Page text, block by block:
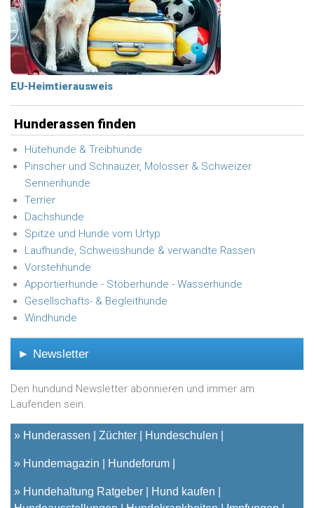
EU-Heimtierausweis
Hunderassen finden
Hütehunde & Treibhunde
Pinscher und Schnauzer, Molosser & Schweizer
Sennenhunde
Terrier
Dachshunde
Spitze und Hunde vom Urtyp
Laufhunde, Schweisshunde & verwandte Rassen
Vorstehhunde
Apportierhunde - Stöberhunde - Wasserhunde
Gesellschafts- & Begleithunde
Windhunde
► Newsletter
Den hundund Newsletter abonnieren und immer am
Laufenden sein.
» Hunderassen Züchter Hundeschulen
» Hundemagazin Hundeforum
» Hundehaltung Ratgeber
Hund kaufen